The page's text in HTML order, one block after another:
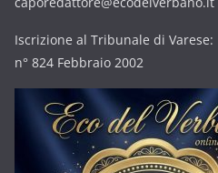
Iscrizione al Tribunale di Varese:
n° 824 Febbraio 2002